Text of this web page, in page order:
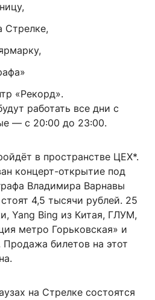
Стрелке,
«Рекорд».
работать все дни с
— с 20:00 до 23:00.
в пространстве ЦЕХ*.
концерт-открытие под
Владимира Варнавы
4,5 тысячи рублей. 25
Yang Bing из Китая, ГЛУМ,
метро Горьковская» и
билетов на этот
на Стрелке состоятся